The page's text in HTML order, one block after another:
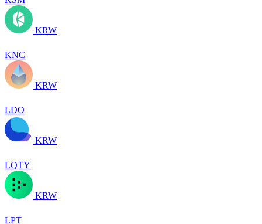
KRW
KNC
KRW
LDO
KRW
LQTY
KRW
LPT